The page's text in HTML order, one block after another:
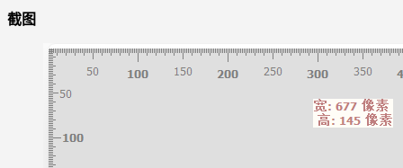
截图